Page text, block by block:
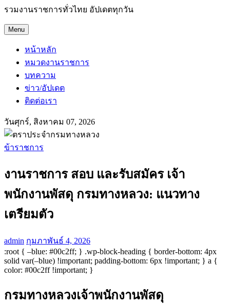
รวมงานราชการทั่วไทย อัปเดตทุกวัน
Menu
หน้าหลัก
หมวดงานราชการ
บทความ
ข่าว/อัปเดต
ติดต่อเรา
วันศุกร์, สิงหาคม 07, 2026
ข้าราชการ
งานราชการ สอบ และรับสมัคร เจ้า
พนักงานพัสดุ กรมทางหลวง: แนวทาง
เตรียมตัว
admin กุมภาพันธ์ 4, 2026
:root { –blue: #00c2ff; } .wp-block-heading { border-bottom: 4px
solid var(–blue) !important; padding-bottom: 6px !important; } a {
color: #00c2ff !important; }
กรมทางหลวงเจ้าพนักงานพัสดุ